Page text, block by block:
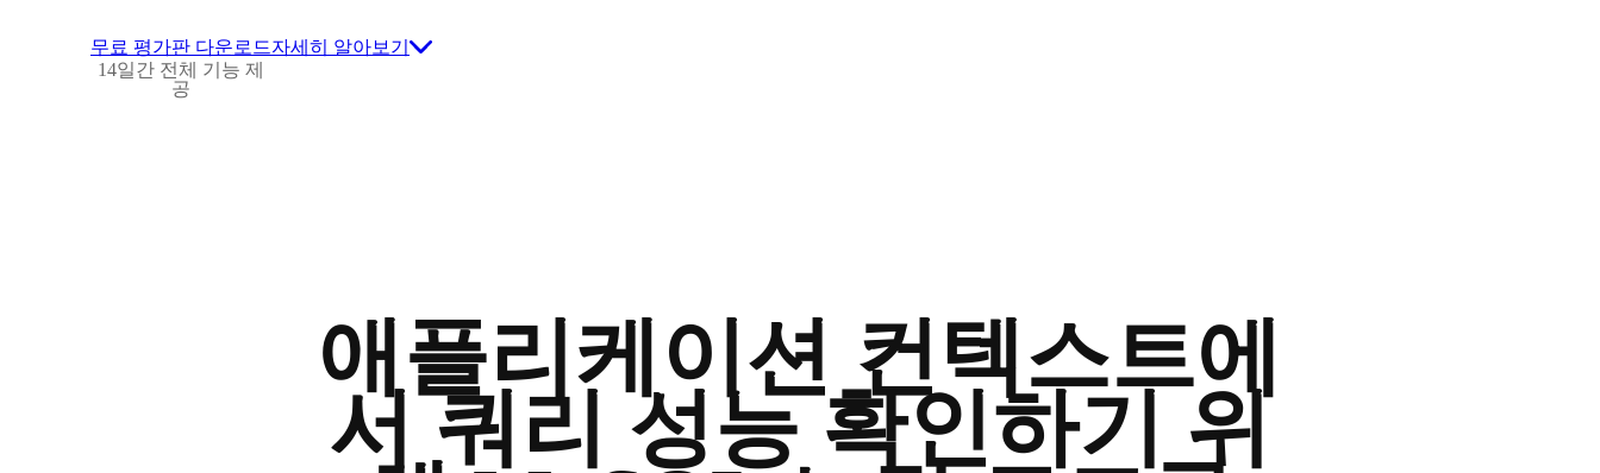
무료 평가판 다운로드
14일간 전체 기능 제
공
자세히 알아보기
애플리케이션 컨텍스트에
서 쿼리 성능 확인하기 위